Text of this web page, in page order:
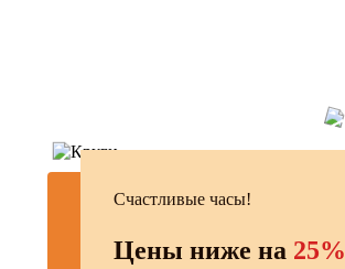
Счастливые часы!
Цены ниже на 25%